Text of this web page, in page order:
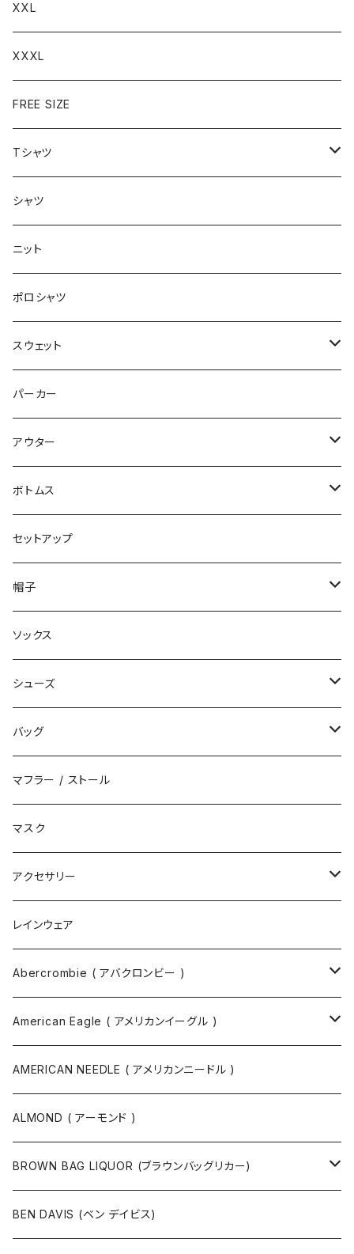
XXL
XXXL
FREE SIZE
Tシャツ
半袖
ロングTシャツ
タンクトップ
シャツ
ニット
ポロシャツ
スウェット
トップス
パンツ
パーカー
アウター
ジャケット
コート
ダウン
ベスト
ボトムス
ロングパンツ
ハーフパンツ
デニムパンツ
セットアップ
帽子
ニット帽 / ビーニー
キャップ
ハット
ソックス
シューズ
スニーカー
サンダル
ブーツ
バッグ
エコバッグ / マーケットバッグ
ショルダーバッグ
トートバッグ
ボディバッグ
バックパック
ツールバッグ
ボディバッグ・ヒップバッグ
ボストンバッグ / 旅行バッグ
ポーチ
マフラー / ストール
マスク
アクセサリー
ネックレス
指輪
バングル
サングラス
マスク
ベルト
その他
レインウェア
Abercrombie ( アバクロンビー )
スウェット
カットソー
ニット
ジャケット・ブルゾン
コート
American Eagle ( アメリカンイーグル )
ニット
スウェット
カットソー
パンツ
AMERICAN NEEDLE ( アメリカンニードル )
ALMOND ( アーモンド )
BROWN BAG LIQUOR (ブラウンバッグリカー)
半袖Tシャツ
BEN DAVIS (ベン デイビス)